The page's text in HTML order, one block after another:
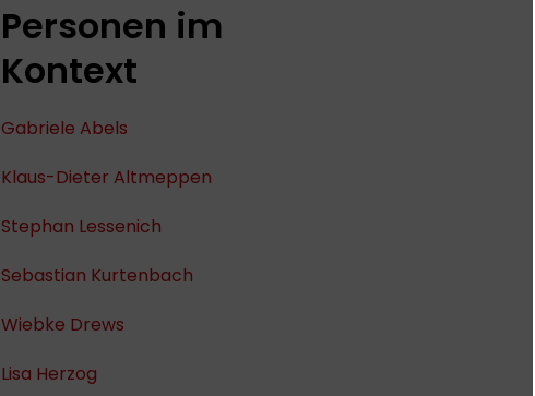
Personen im
Kontext
Gabriele Abels
Klaus-Dieter Altmeppen
Stephan Lessenich
Sebastian Kurtenbach
Wiebke Drews
Lisa Herzog